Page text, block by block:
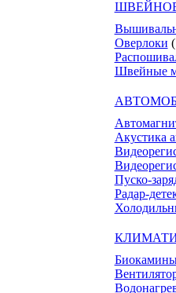
Оверлоки
Швейные
Акустика
Пуско-
Радар-